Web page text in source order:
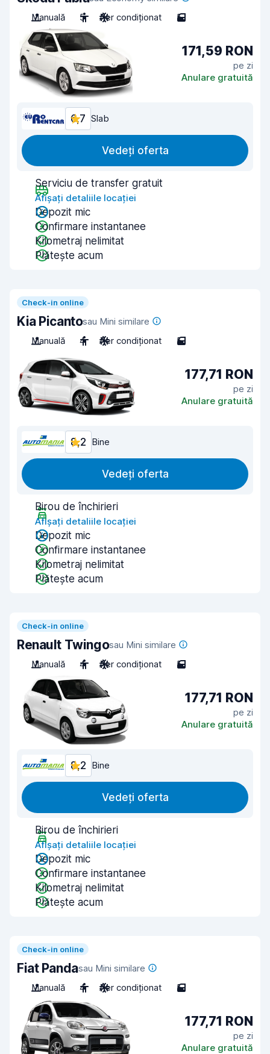
Manuală
5 Aer condiționat 5
171,59 RON
pe zi
Anulare gratuită
6,7 Slab
Vedeți oferta
Serviciu de transfer gratuit
Afișați detaliile locației
Depozit mic
Confirmare instantanee
Kilometraj nelimitat
Plătește acum
Check-in online
Kia Picantosau Mini similare
Manuală
4 Aer condiționat 5
177,71 RON
pe zi
Anulare gratuită
8,2 Bine
Vedeți oferta
Birou de închirieri
Afișați detaliile locației
Depozit mic
Confirmare instantanee
Kilometraj nelimitat
Plătește acum
Check-in online
Renault Twingosau Mini similare
Manuală
4 Aer condiționat 5
177,71 RON
pe zi
Anulare gratuită
8,2 Bine
Vedeți oferta
Birou de închirieri
Afișați detaliile locației
Depozit mic
Confirmare instantanee
Kilometraj nelimitat
Plătește acum
Check-in online
Fiat Pandasau Mini similare
Manuală
4 Aer condiționat 5
177,71 RON
pe zi
Anulare gratuită